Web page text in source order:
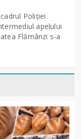
Poliției
apelului
Flămânzi s-a